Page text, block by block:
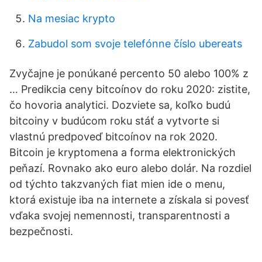
Na mesiac krypto
Zabudol som svoje telefónne číslo ubereats
Zvyčajne je ponúkané percento 50 alebo 100% z
… Predikcia ceny bitcoínov do roku 2020: zistite,
čo hovoria analytici. Dozviete sa, koľko budú
bitcoiny v budúcom roku stáť a vytvorte si
vlastnú predpoveď bitcoínov na rok 2020.
Bitcoin je kryptomena a forma elektronických
peňazí. Rovnako ako euro alebo dolár. Na rozdiel
od týchto takzvaných fiat mien ide o menu,
ktorá existuje iba na internete a získala si povesť
vďaka svojej nemennosti, transparentnosti a
bezpečnosti.